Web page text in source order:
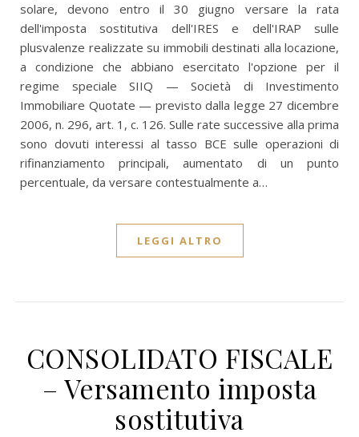
solare, devono entro il 30 giugno versare la rata
dell'imposta sostitutiva dell'IRES e dell'IRAP sulle
plusvalenze realizzate su immobili destinati alla locazione,
a condizione che abbiano esercitato l'opzione per il
regime speciale SIIQ — Società di Investimento
Immobiliare Quotate — previsto dalla legge 27 dicembre
2006, n. 296, art. 1, c. 126. Sulle rate successive alla prima
sono dovuti interessi al tasso BCE sulle operazioni di
rifinanziamento principali, aumentato di un punto
percentuale, da versare contestualmente a…
LEGGI ALTRO
CONSOLIDATO FISCALE
– Versamento imposta
sostitutiva